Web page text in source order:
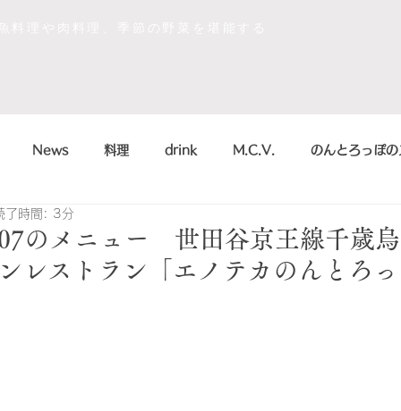
News 料理 drink M.C.V. のんとろっぽ
イベント
のメニュー 世田谷京王線千歳
レストラン「エノテカのんとろ
了時間: 3分